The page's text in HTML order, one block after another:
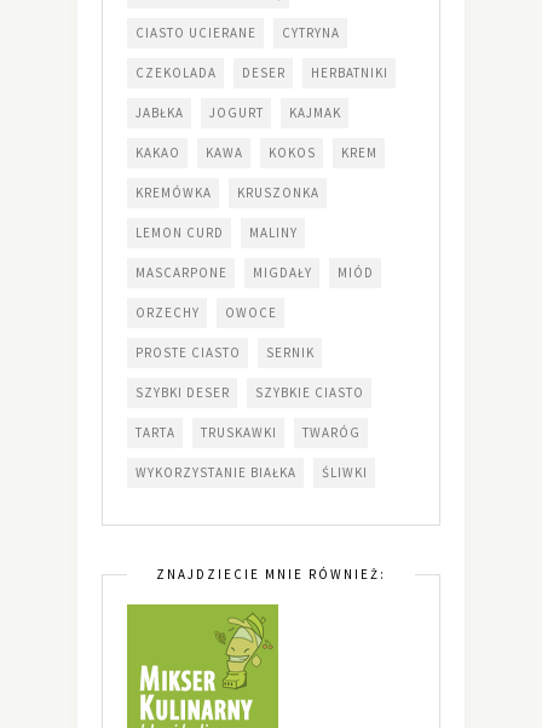
CIASTO UCIERANE CYTRYNA
CZEKOLADA DESER HERBATNIKI
JABŁKA JOGURT KAJMAK
KAKAO KAWA KOKOS KREM
KREMÓWKA KRUSZONKA
LEMON CURD MALINY
MASCARPONE MIGDAŁY MIÓD
ORZECHY OWOCE
PROSTE CIASTO SERNIK
SZYBKI DESER SZYBKIE CIASTO
TARTA TRUSKAWKI TWARÓG
WYKORZYSTANIE BIAŁKA ŚLIWKI
ZNAJDZIECIE MNIE RÓWNIEŻ: